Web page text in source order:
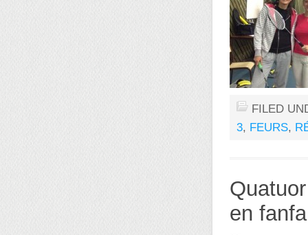
FILED
3, FEURS,
en